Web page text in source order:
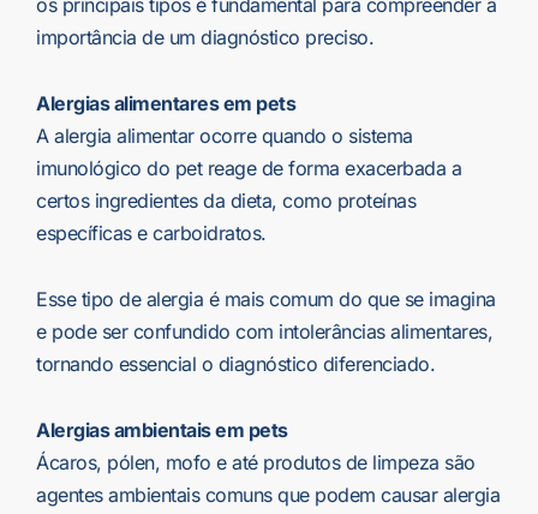
os principais tipos é fundamental para compreender a
importância de um diagnóstico preciso.
Alergias alimentares em pets
A alergia alimentar ocorre quando o sistema
imunológico do pet reage de forma exacerbada a
certos ingredientes da dieta, como proteínas
específicas e carboidratos.
Esse tipo de alergia é mais comum do que se imagina
e pode ser confundido com intolerâncias alimentares,
tornando essencial o diagnóstico diferenciado.
Alergias ambientais em pets
Ácaros, pólen, mofo e até produtos de limpeza são
agentes ambientais comuns que podem causar alergia